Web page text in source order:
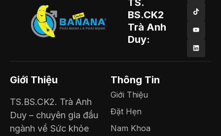
TS.
BS.CK2
Trà Anh
Duy:
Giới Thiệu
TS.BS.CK2. Trà Anh
Duy – chuyên gia đầu
ngành về Sức khỏe
Thông Tin
Giới Thiệu
Đặt Hẹn
Nam Khoa